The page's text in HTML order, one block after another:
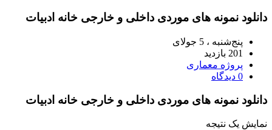
دانلود نمونه های موردی داخلی و خارجی خانه ادبیات
پنج‌شنبه ، 5 جولای
201 بازدید
پروژه معماری
0 دیدگاه
دانلود نمونه های موردی داخلی و خارجی خانه ادبیات
نمایش یک نتیجه